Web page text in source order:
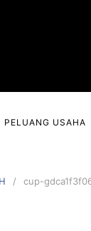
PELUANG USAHA
cup-